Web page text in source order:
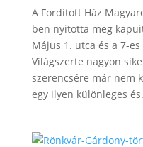
A Fordított Ház
ben nyitotta meg
Május 1. utca és a 7-
Világszerte nagyon
szerencsére már nem
egy ilyen különleges